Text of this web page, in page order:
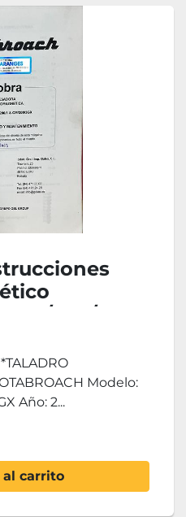
200/1 &
Modelo:
Año: 2...
al carrito